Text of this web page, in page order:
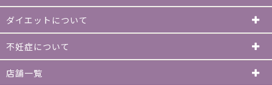
ダイエットについて
不妊症について
店舗一覧